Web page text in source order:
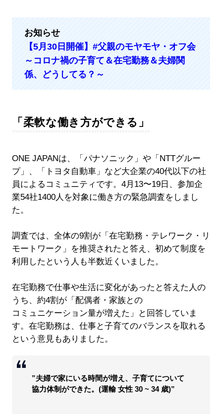
お知らせ
【5月30日開催】#父親のモヤモヤ・オフ会
～コロナ禍の子育て＆在宅勤務＆夫婦関
係、どうしてる？～
「柔軟な働き方ができる」
ONE JAPANは、「パナソニック」や「NTTグルー
プ」、「トヨタ自動車」など大企業の40代以下の社
員によるコミュニティです。4月13〜19日、参加企
業54社1400人を対象に働き方の緊急調査をしまし
た。
調査では、全体の9割が「在宅勤務・テレワーク・リ
モートワーク」を推奨されたと答え、初めて制度を
利用したという人も半数近くいました。
在宅勤務で仕事や生活に変化があったと答えた人の
うち、約4割が「配偶者・家族との
コミュニケーション量が増えた」と回答していま
す。在宅勤務は、仕事と子育てのバランスを取れる
という意見もありました。
”夫婦で家にいる時間が増え、子育てについて
協力体制ができた。(運輸 女性 30 ~ 34 歳)”